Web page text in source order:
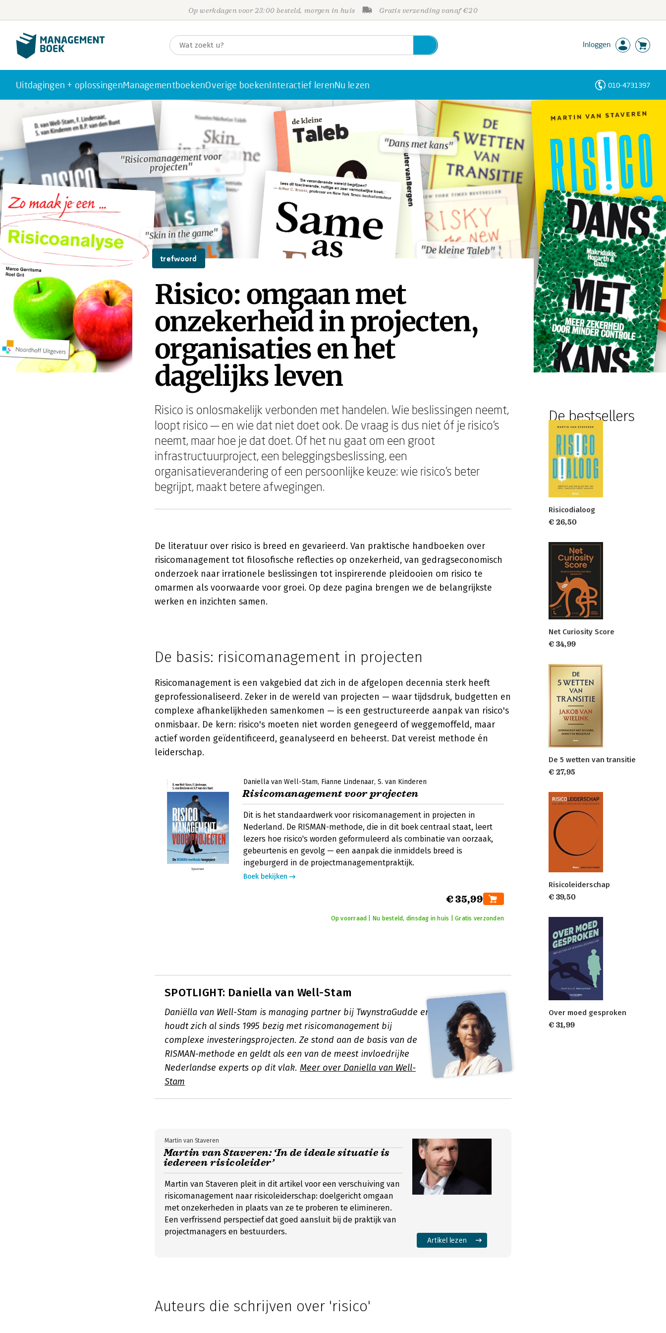
Op werkdagen voor 23:00 besteld, morgen in huis Gratis verzending vanaf €20
Inloggen
Uitdagingen + oplossingenManagementboekenOverige boekenInteractief lerenNu lezen 010-4731397
"Risicomanagement voor
projecten"
"Dans met kans"
"Skin in the game"
"De kleine Taleb"
"Risicomanagement voor
projecten"
"Dans met kans"
"Skin in the game"
"De kleine Taleb"
trefwoord
Risico: omgaan met
onzekerheid in projecten,
organisaties en het
dagelijks leven
Risico is onlosmakelijk verbonden met handelen. Wie beslissingen neemt,
loopt risico — en wie dat niet doet ook. De vraag is dus niet óf je risico's
neemt, maar hoe je dat doet. Of het nu gaat om een groot
infrastructuurproject, een beleggingsbeslissing, een
organisatieverandering of een persoonlijke keuze: wie risico's beter
begrijpt, maakt betere afwegingen.
De literatuur over risico is breed en gevarieerd. Van praktische handboeken over
risicomanagement tot filosofische reflecties op onzekerheid, van gedragseconomisch
onderzoek naar irrationele beslissingen tot inspirerende pleidooien om risico te
omarmen als voorwaarde voor groei. Op deze pagina brengen we de belangrijkste
werken en inzichten samen.
De basis: risicomanagement in projecten
Risicomanagement is een vakgebied dat zich in de afgelopen decennia sterk heeft
geprofessionaliseerd. Zeker in de wereld van projecten — waar tijdsdruk, budgetten en
complexe afhankelijkheden samenkomen — is een gestructureerde aanpak van risico's
onmisbaar. De kern: risico's moeten niet worden genegeerd of weggemoffeld, maar
actief worden geïdentificeerd, geanalyseerd en beheerst. Dat vereist methode én
leiderschap.
Daniella van Well-Stam Fianne Lindenaar S. van Kinderen
Risicomanagement voor projecten
Dit is het standaardwerk voor risicomanagement in projecten in
Nederland. De RISMAN-methode, die in dit boek centraal staat, leert
lezers hoe risico's worden geformuleerd als combinatie van oorzaak,
gebeurtenis en gevolg — een aanpak die inmiddels breed is
ingeburgerd in de projectmanagementpraktijk.
Boek bekijken
€ 35,99
Op voorraad | Nu besteld, dinsdag in huis | Gratis verzonden
SPOTLIGHT: Daniella van Well-Stam
Daniëlla van Well-Stam is managing partner bij TwynstraGudde en
houdt zich al sinds 1995 bezig met risicomanagement bij
complexe investeringsprojecten. Ze stond aan de basis van de
RISMAN-methode en geldt als een van de meest invloedrijke
Nederlandse experts op dit vlak. Meer over Daniella van Well-
Stam
Martin van Staveren: ‘In de ideale situatie is
iedereen risicoleider’
Martin van Staveren
Martin van Staveren pleit in dit artikel voor een verschuiving van
risicomanagement naar risicoleiderschap: doelgericht omgaan
met onzekerheden in plaats van ze te proberen te elimineren.
Een verfrissend perspectief dat goed aansluit bij de praktijk van
projectmanagers en bestuurders.
Artikel lezen
Auteurs die schrijven over 'risico'
De bestsellers
Risicodialoog
€ 26,50
Net Curiosity Score
€ 34,99
De 5 wetten van transitie
€ 27,95
Risicoleiderschap
€ 39,50
Over moed gesproken
€ 31,99
Personen
Trefwoorden